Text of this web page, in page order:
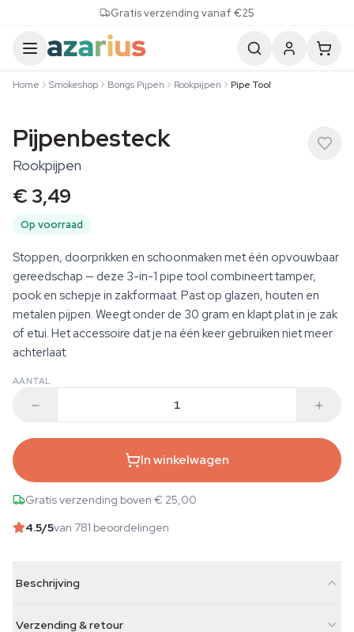
Gratis verzending vanaf €25
Home Smokeshop Bongs Pijpen Rookpijpen Pipe Tool
Pijpenbesteck
Rookpijpen
€ 3,49
Op voorraad
Stoppen, doorprikken en schoonmaken met één opvouwbaar
gereedschap — deze 3-in-1 pipe tool combineert tamper,
pook en schepje in zakformaat. Past op glazen, houten en
metalen pijpen. Weegt onder de 30 gram en klapt plat in je zak
of etui. Het accessoire dat je na één keer gebruiken niet meer
achterlaat.
AANTAL
In winkelwagen
Gratis verzending boven € 25,00
4.5/5van 781 beoordelingen
Beschrijving
Verzending & retour